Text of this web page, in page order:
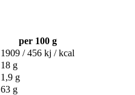
per 100 g
1909 / 456 kj / kcal
18 g
1,9 g
63 g